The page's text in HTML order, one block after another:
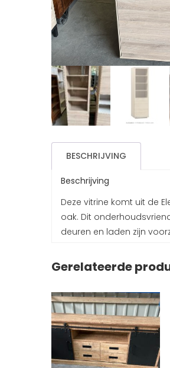
BESCHRIJVING
Beschrijving
Deze vitrine komt uit de
oak. Dit
deuren en laden zijn
Gerelateerde